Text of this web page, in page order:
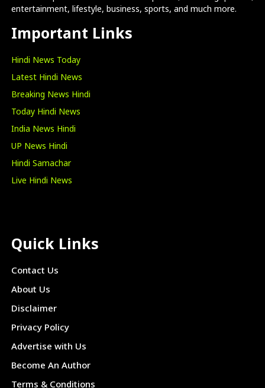
entertainment, lifestyle, business, sports, and much more.
Important Links
Hindi News Today
Latest Hindi News
Breaking News Hindi
Today Hindi News
India News Hindi
UP News Hindi
Hindi Samachar
Live Hindi News
Quick Links
Contact Us
About Us
Disclaimer
Privacy Policy
Advertise with Us
Become An Author
Terms & Conditions